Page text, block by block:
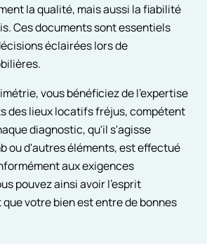
la qualité, mais aussi la fiabilité
Ces documents sont essentiels
éclairées lors de
vous bénéficiez de l'expertise
des lieux locatifs fréjus, compétent
diagnostic, qu'il s'agisse
ou d'autres éléments, est effectué
aux exigences
pouvez ainsi avoir l'esprit
votre bien est entre de bonnes